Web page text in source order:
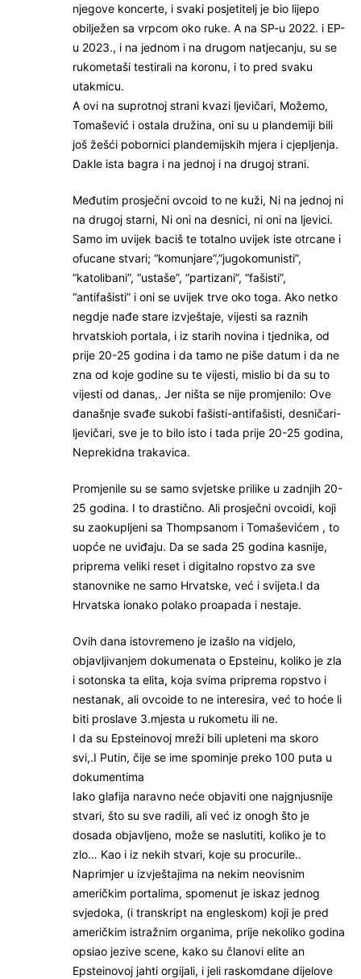
njegove koncerte, i svaki posjetitelj je bio lijepo
obilježen sa vrpcom oko ruke. A na SP-u 2022. i EP-
u 2023., i na jednom i na drugom natjecanju, su se
rukometaši testirali na koronu, i to pred svaku
utakmicu.
A ovi na suprotnoj strani kvazi ljevičari, Možemo,
Tomašević i ostala družina, oni su u plandemiji bili
još žešći pobornici plandemijskih mjera i cjepljenja.
Dakle ista bagra i na jednoj i na drugoj strani.
Međutim prosječni ovcoid to ne kuži, Ni na jednoj ni
na drugoj starni, Ni oni na desnici, ni oni na ljevici.
Samo im uvijek baciš te totalno uvijek iste otrcane i
ofucane stvari; “komunjare”,”jugokomunisti”,
“katolibani”, “ustaše”, “partizani”, “fašisti”,
“antifašisti” i oni se uvijek trve oko toga. Ako netko
negdje nađe stare izvještaje, vijesti sa raznih
hrvatskioh portala, i iz starih novina i tjednika, od
prije 20-25 godina i da tamo ne piše datum i da ne
zna od koje godine su te vijesti, mislio bi da su to
vijesti od danas,. Jer ništa se nije promjenilo: Ove
današnje svađe sukobi fašisti-antifašisti, desničari-
ljevičari, sve je to bilo isto i tada prije 20-25 godina,
Neprekidna trakavica.
Promjenile su se samo svjetske prilike u zadnjih 20-
25 godina. I to drastično. Ali prosječni ovcoidi, koji
su zaokupljeni sa Thompsanom i Tomaševićem , to
uopće ne uviđaju. Da se sada 25 godina kasnije,
priprema veliki reset i digitalno ropstvo za sve
stanovnike ne samo Hrvatske, već i svijeta.I da
Hrvatska ionako polako proapada i nestaje.
Ovih dana istovremeno je izašlo na vidjelo,
objavljivanjem dokumenata o Epsteinu, koliko je zla
i sotonska ta elita, koja svima priprema ropstvo i
nestanak, ali ovcoide to ne interesira, već to hoće li
biti proslave 3.mjesta u rukometu ili ne.
I da su Epsteinovoj mreži bili upleteni ma skoro
svi,.I Putin, čije se ime spominje preko 100 puta u
dokumentima
Iako glafija naravno neće objaviti one najgnjusnije
stvari, što su sve radili, ali već iz onogh što je
dosada objavljeno, može se naslutiti, koliko je to
zlo… Kao i iz nekih stvari, koje su procurile..
Naprimjer u izvještajima na nekim neovisnim
američkim portalima, spomenut je iskaz jednog
svjedoka, (i transkript na engleskom) koji je pred
američkim istražnim organima, prije nekoliko godina
opsiao jezive scene, kako su članovi elite an
Epsteinovoj jahti orgijali, i jeli raskomdane dijelove